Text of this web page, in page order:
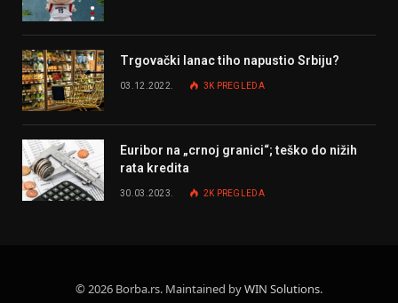
Trgovački lanac tiho napustio Srbiju?
03.12.2022. 3K PREGLEDA
Euribor na „crnoj granici“; teško do nižih
rata kredita
30.03.2023. 2K PREGLEDA
© 2026 Borba.rs. Maintained byWIN Solutions.